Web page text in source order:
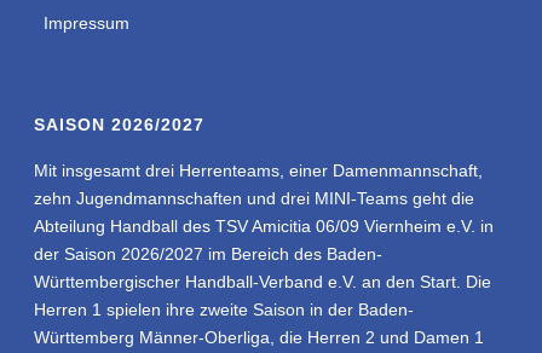
Impressum
SAISON 2026/2027
Mit insgesamt drei Herrenteams, einer Damenmannschaft,
zehn Jugendmannschaften und drei MINI-Teams geht die
Abteilung Handball des TSV Amicitia 06/09 Viernheim e.V. in
der Saison 2026/2027 im Bereich des Baden-
Württembergischer Handball-Verband e.V. an den Start. Die
Herren 1 spielen ihre zweite Saison in der Baden-
Württemberg Männer-Oberliga, die Herren 2 und Damen 1